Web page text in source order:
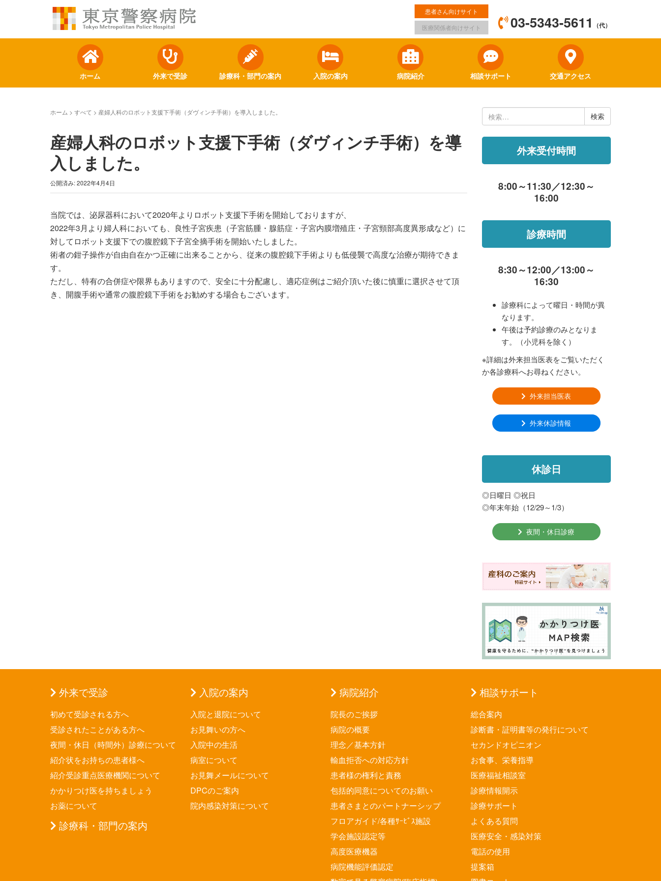
患者さん向けサイト
医療関係者向けサイト
03-5343-5611 （代）
ホーム 外来で受診 診療科・部門の案内 入院の案内 病院紹介 相談サポート 交通アクセス
ホーム > すべて > 産婦人科のロボット支援下手術（ダヴィンチ手術）を導入しました。
産婦人科のロボット支援下手術（ダヴィンチ手術）を導
入しました。
公開済み: 2022年4月4日
当院では、泌尿器科において2020年よりロボット支援下手術を開始しておりますが、
2022年3月より婦人科においても、良性子宮疾患（子宮筋腫・腺筋症・子宮内膜増殖庄・子宮頸部高度異形成など）に
対してロボット支援下での腹腔鏡下子宮全摘手術を開始いたしました。
術者の鉗子操作が自由自在かつ正確に出来ることから、従来の腹腔鏡下手術よりも低侵襲で高度な治療が期待できま
す。
ただし、特有の合併症や限界もありますので、安全に十分配慮し、適応症例はご紹介頂いた後に慎重に選択させて頂
き、開腹手術や通常の腹腔鏡下手術をお勧めする場合もございます。
索:
外来受付時間
8:00～11:30／12:30～
16:00
診療時間
8:30～12:00／13:00～
16:30
診療科によって曜日・時間が異
なります。
午後は予約診療のみとなりま
す。（小児科を除く）
※詳細は外来担当医表をご覧いただく
か各診療科へお尋ねください。
外来担当医表
外来休診情報
休診日
◎日曜日 ◎祝日
◎年末年始（12/29～1/3）
夜間・休日診療
外来で受診
初めて受診される方へ
受診されたことがある方へ
夜間・休日（時間外）診療について
紹介状をお持ちの患者様へ
紹介受診重点医療機関について
かかりつけ医を持ちましょう
お薬について
診療科・部門の案内
入院の案内
入院と退院について
お見舞いの方へ
入院中の生活
病室について
お見舞メールについて
DPCのご案内
院内感染対策について
病院紹介
院長のご挨拶
病院の概要
理念／基本方針
輸血拒否への対応方針
患者様の権利と責務
包括的同意についてのお願い
患者さまとのパートナーシップ
フロアガイド/各種ｻｰﾋﾞｽ施設
学会施設認定等
高度医療機器
病院機能評価認定
相談サポート
総合案内
診断書・証明書等の発行について
セカンドオピニオン
お食事、栄養指導
医療福祉相談室
診療情報開示
診療サポート
よくある質問
医療安全・感染対策
電話の使用
提案箱